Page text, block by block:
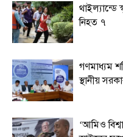
থাইল্যান্ডে
নিহত ৭
গণমাধ্যম
স্থানীয়
‘আমিও